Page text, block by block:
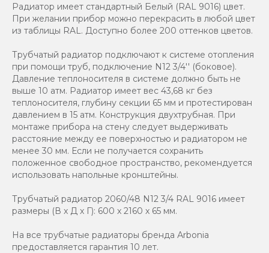
Радиатор имеет стандартный Белый (RAL 9016) цвет.
При желании прибор можно перекрасить в любой цвет
из таблицы RAL. Доступно более 200 оттенков цветов.
Трубчатый радиатор подключают к системе отопления
при помощи труб, подключение N12 3/4'' (боковое).
Давление теплоносителя в системе должно быть не
выше 10 атм. Радиатор имеет вес 43,68 кг без
теплоносителя, глубину секции 65 мм и протестирован
давлением в 15 атм. Конструкция двухтрубная. При
монтаже прибора на стену следует выдерживать
расстояние между ее поверхностью и радиатором не
менее 30 мм. Если не получается сохранить
положенное свободное пространство, рекомендуется
использовать напольные кронштейны.
Трубчатый радиатор 2060/48 N12 3/4 RAL 9016 имеет
размеры (В x Д x Г): 600 x 2160 x 65 мм.
На все трубчатые радиаторы бренда Аrbonia
предоставляется гарантия 10 лет.